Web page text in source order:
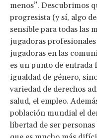
menos”. Descubrimos
progresista (y sí, algo
sensible para todas las
jugadoras
jugadoras en las
es un punto de entrada
igualdad de género,
variedad de derechos
salud, el empleo.
población mundial el
libertad de ser